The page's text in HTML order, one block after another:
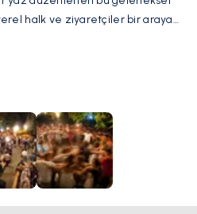
halk ve ziyaretçiler bir araya
dans ediyor, canlı müzik eşliğinde
değil; unutulmaz bir deneyim!